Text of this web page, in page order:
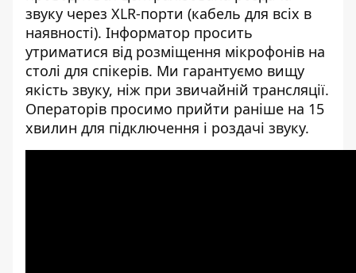
звуку через XLR-порти (кабель для всіх в
наявності). Інформатор просить
утриматися від розміщення мікрофонів на
столі для спікерів. Ми гарантуємо вищу
якість звуку, ніж при звичайній трансляції.
Операторів просимо прийти раніше на 15
хвилин для підключення і роздачі звуку.